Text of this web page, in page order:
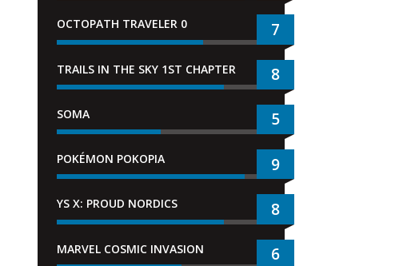
OCTOPATH TRAVELER 0 7
TRAILS IN THE SKY 1ST CHAPTER 8
SOMA 5
POKÉMON POKOPIA 9
YS X: PROUD NORDICS 8
MARVEL COSMIC INVASION 6